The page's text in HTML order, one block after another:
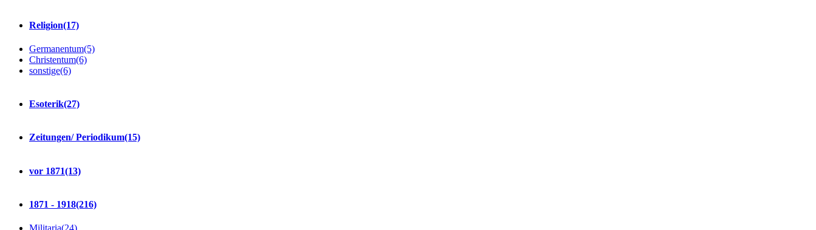
Religion(17)
Germanentum(5)
Christentum(6)
sonstige(6)
Esoterik(27)
Zeitungen/ Periodikum(15)
vor 1871(13)
1871 - 1918(216)